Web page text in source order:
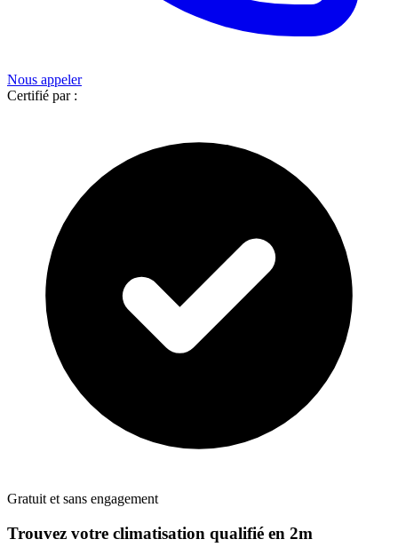
Nous appeler
Certifié par :
Gratuit et sans engagement
Trouvez votre climatisation qualifié en 2m